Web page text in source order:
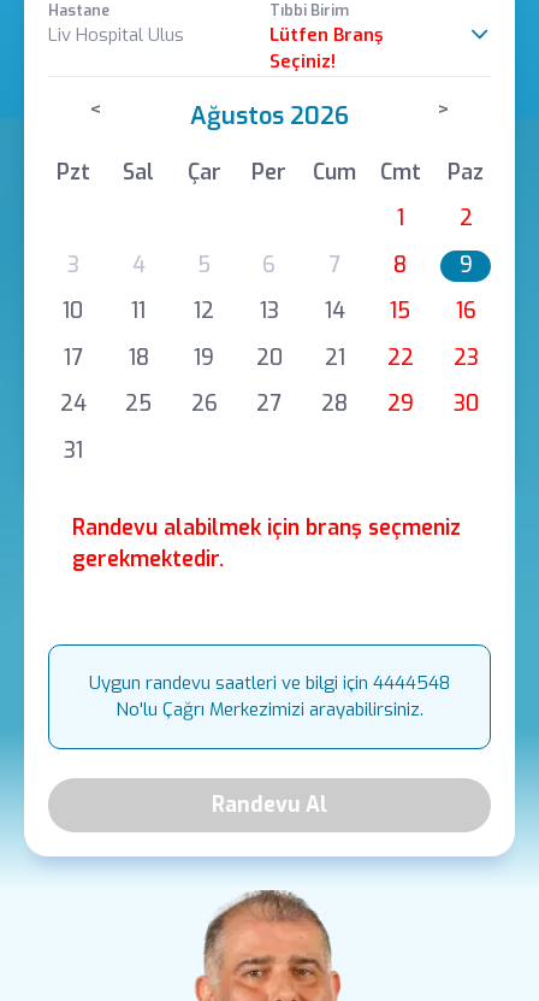
Hastane
Liv Hospital Ulus
Tıbbi Birim
Lütfen Branş
Seçiniz!
< Ağustos 2026 >
Pzt Sal Çar Per Cum Cmt
Paz
1
2
3
4 5 6 7 8
9
10
11 12 13 14 15
16
17
18 19 20 21 22
23
24
25 26 27 28 29
30
31
Randevu alabilmek için branş seçmeniz
gerekmektedir.
Uygun randevu saatleri ve bilgi için 4444548
No'lu Çağrı Merkezimizi arayabilirsiniz.
Randevu Al